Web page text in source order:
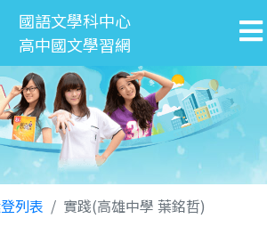
國語文學科中心
高中國文學習網
列表 實踐(高雄中學 葉銘哲)